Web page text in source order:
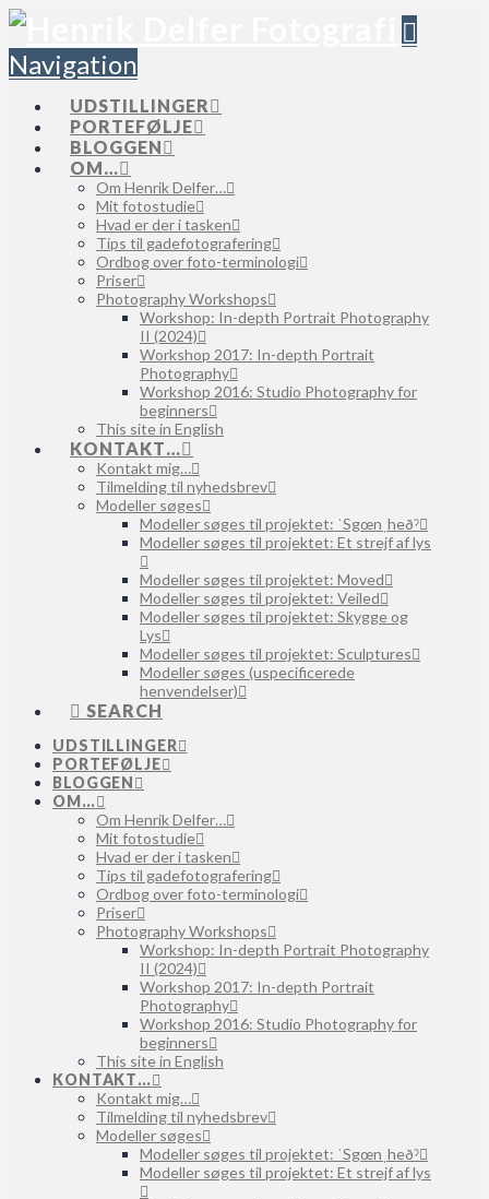
Navigation
UDSTILLINGER
PORTEFØLJE
BLOGGEN
OM…
Om Henrik Delfer…
Mit fotostudie
Hvad er der i tasken
Tips til gadefotografering
Ordbog over foto-terminologi
Priser
Photography Workshops
Workshop: In-depth Portrait Photography
II (2024)
Workshop 2017: In-depth Portrait
Photography
Workshop 2016: Studio Photography for
beginners
This site in English
KONTAKT…
Kontakt mig…
Tilmelding til nyhedsbrev
Modeller søges
Modeller søges til projektet: ˈSgœnˌheðˀ
Modeller søges til projektet: Et strejf af lys
Modeller søges til projektet: Moved
Modeller søges til projektet: Veiled
Modeller søges til projektet: Skygge og
Lys
Modeller søges til projektet: Sculptures
Modeller søges (uspecificerede
henvendelser)
SEARCH
UDSTILLINGER
PORTEFØLJE
BLOGGEN
OM…
Om Henrik Delfer…
Mit fotostudie
Hvad er der i tasken
Tips til gadefotografering
Ordbog over foto-terminologi
Priser
Photography Workshops
Workshop: In-depth Portrait Photography
II (2024)
Workshop 2017: In-depth Portrait
Photography
Workshop 2016: Studio Photography for
beginners
This site in English
KONTAKT…
Kontakt mig…
Tilmelding til nyhedsbrev
Modeller søges
Modeller søges til projektet: ˈSgœnˌheðˀ
Modeller søges til projektet: Et strejf af lys